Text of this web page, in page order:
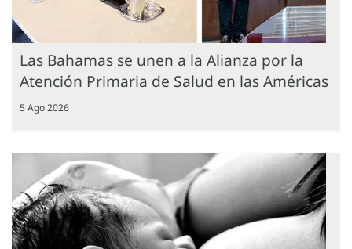
Las Bahamas se unen a la Alianza por la
Atención Primaria de Salud en las Américas
5 Ago 2026